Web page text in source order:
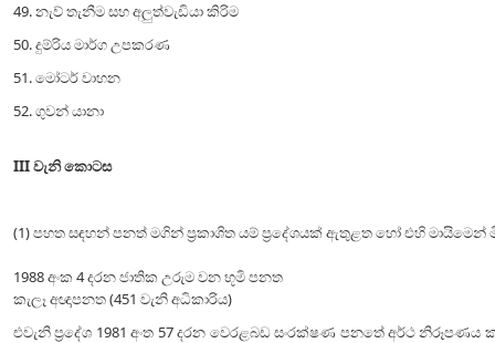
49. නැව් තැනීම සහ අලුත්වැඩියා කිරිම
50. දුම්රිය මාර්ග උපකරණ
51. මෝටර් වාහන
52. ගුවන් යානා
III වැනි කොටස
(1) පහත සඳහන් පනත් මගින් ප්‍රකාශිත යම් ප්‍රදේශයක් ඇතුළත හෝ එහි මායිමෙන්
1988 අංක 4 දරන ජාතික උරුම වන භූමි පනත‍
කැලෑ අඥාපනත (451 වැනි අධිකාරිය)
එවැනි ප්‍රදේශ 1981 අංත 57 දරන වෙරළබඩ සංරක්ෂණ පනතේ අර්ථ